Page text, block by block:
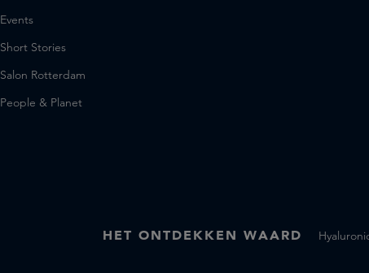
Events
Short Stories
Salon Rotterdam
People & Planet
HET ONTDEKKEN WAARD